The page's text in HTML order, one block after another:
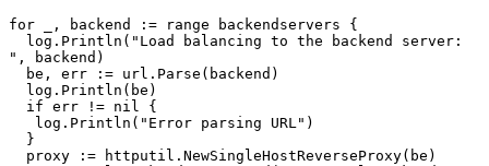
for _, backend := range backendservers {
", backend)
  be, err := url.Parse(backend)
  log.Println(be)
  if err != nil {
   log.Println("Error parsing URL")
  }
  proxy := httputil.NewSingleHostReverseProxy(be)